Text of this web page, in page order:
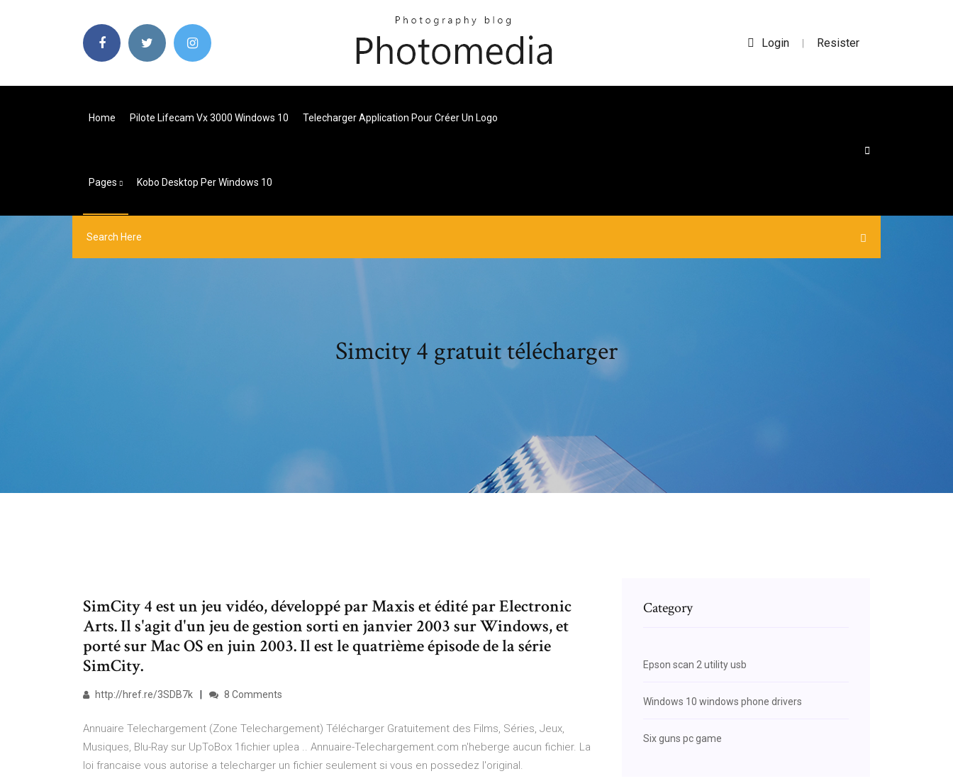
Login | Resister
Home Pilote Lifecam Vx 3000 Windows 10 Telecharger Application Pour Créer Un Logo
Pages Kobo Desktop Per Windows 10
Simcity 4 gratuit télécharger
SimCity 4 est un jeu vidéo, développé par Maxis et édité par Electronic
Arts. Il s'agit d'un jeu de gestion sorti en janvier 2003 sur Windows, et
porté sur Mac OS en juin 2003. Il est le quatrième épisode de la série
SimCity.
http://href.re/3SDB7k 8 Comments
Annuaire Telechargement (Zone Telechargement) Télécharger Gratuitement des Films, Séries, Jeux,
Musiques, Blu-Ray sur UpToBox 1fichier uplea .. Annuaire-Telechargement.com n'heberge aucun fichier. La
loi francaise vous autorise a telecharger un fichier seulement si vous en possedez l'original.
Category
Epson scan 2 utility usb
Windows 10 windows phone drivers
Six guns pc game